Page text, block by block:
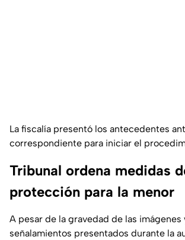
La fiscalía presentó los antecedentes
correspondiente para iniciar el
Tribunal ordena medidas
protección para la menor
A pesar de la gravedad de las imágenes
señalamientos presentados durante la